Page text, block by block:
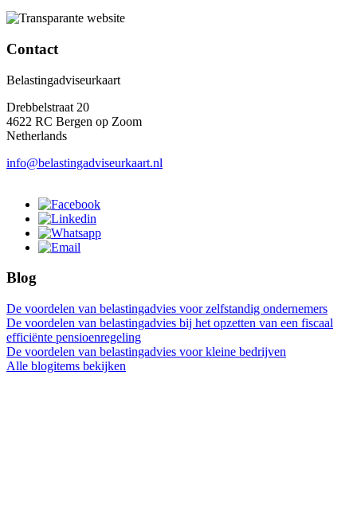
Contact
Belastingadviseurkaart
Drebbelstraat 20
4622 RC Bergen op Zoom
Netherlands
info@belastingadviseurkaart.nl
Blog
De voordelen van belastingadvies voor zelfstandig ondernemers
De voordelen van belastingadvies bij het opzetten van een fiscaal
efficiënte pensioenregeling
De voordelen van belastingadvies voor kleine bedrijven
Alle blogitems bekijken